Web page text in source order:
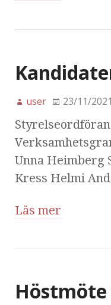
user 23/11/2021
Unna Heimberg
Kress Helmi
Läs mer
Höstmöte